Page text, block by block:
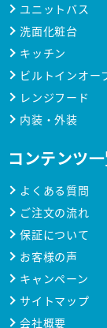
ユニットバス
洗面化粧台
キッチン
ビルトインオー
レンジフード
内装・外装
コンテンツ
よくある質問
ご注文の流れ
保証について
お客様の声
キャンペーン
サイトマップ
会社概要